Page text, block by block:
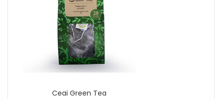
Ceai Green Tea